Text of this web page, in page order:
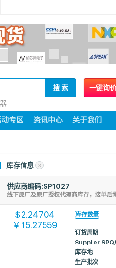
一键询
搜 索
动专区 资讯中心 关于我们
库存信息 3
供应商编码:SP1027
线下原厂及原厂授权代理商库存，接单后
$2.24704
￥ 15.27559
库存数量
订货周期
Supplier
库存地
生产批次